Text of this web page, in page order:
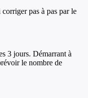
pas à pas par le
3 jours. Démarrant à
le nombre de